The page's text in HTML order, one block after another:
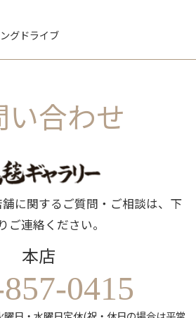
グドライブ
い合わせ
に関するご質問・ご相談は、下
ご連絡ください。
本店
0415